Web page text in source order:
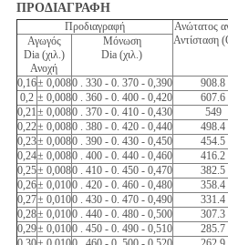
ΠΡΟΔΙΑΓΡΑΦΗ
Προδιαγραφή
Ανώτατος
Αντίσταση
Αγωγός
Dia (χιλ.)
Ανοχή
Μόνωση
Dia (χιλ.)
0,16± 0,0080 . 330 - 0. 370 - 0,390 908.8
0,2 ± 0,0080 . 360 - 0. 400 - 0,420 607.6
0,21± 0,0080 . 370 - 0. 410 - 0,430 549
0,22± 0,0080 . 380 - 0. 420 - 0,440 498.4
0,23± 0,0080 . 390 - 0. 430 - 0,450 454.5
0,24± 0,0080 . 400 - 0. 440 - 0,460 416.2
0,25± 0,0080 . 410 - 0. 450 - 0,470 382.5
0,26± 0,0100 . 420 - 0. 460 - 0,480 358.4
0,27± 0,0100 . 430 - 0. 470 - 0,490 331.4
0,28± 0,0100 . 440 - 0. 480 - 0,500 307.3
0,29± 0,0100 . 450 - 0. 490 - 0,510 285.7